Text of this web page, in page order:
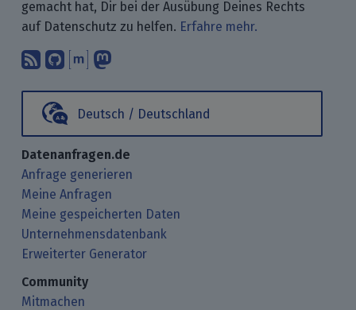
gemacht hat, Dir bei der Ausübung Deines Rechts
auf Datenschutz zu helfen. Erfahre mehr.
Abonniere unsere Blogbeiträge mit
Finde uns bei GitHub.
Unterhalte Dich mit uns über
Deutsch / Deutschland
Datenanfragen.de
Anfrage generieren
Meine Anfragen
Meine gespeicherten Daten
Unternehmensdatenbank
Erweiterter Generator
Community
Mitmachen